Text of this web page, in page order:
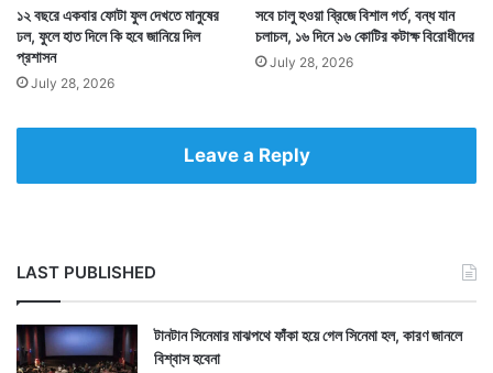
১২ বছরে একবার ফোটা ফুল দেখতে মানুষের
ঢল, ফুলে হাত দিলে কি হবে জানিয়ে দিল
প্রশাসন
July 28, 2026
সবে চালু হওয়া ব্রিজে বিশাল গর্ত, বন্ধ যান
চলাচল, ১৬ দিনে ১৬ কোটির কটাক্ষ বিরোধীদের
July 28, 2026
Leave a Reply
LAST PUBLISHED
টানটান সিনেমার মাঝপথে ফাঁকা হয়ে গেল সিনেমা হল, কারণ জানলে
বিশ্বাস হবেনা